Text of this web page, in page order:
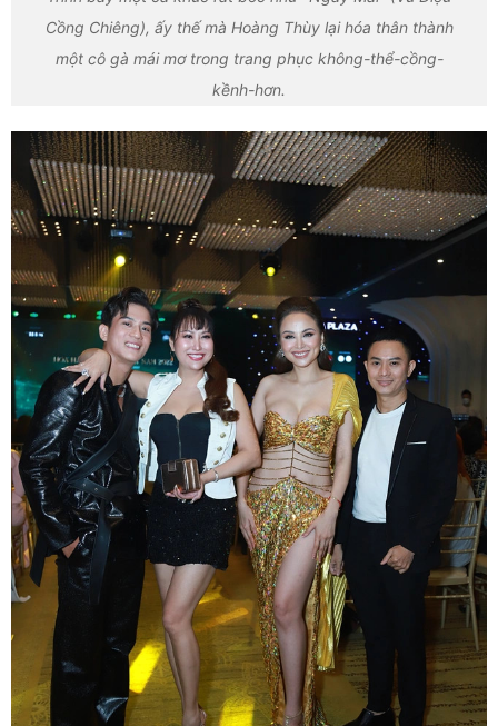
Cồng Chiêng), ấy thế mà Hoàng Thùy lại hóa thân thành
một cô gà mái mơ trong trang phục không-thể-cồng-
kềnh-hơn.